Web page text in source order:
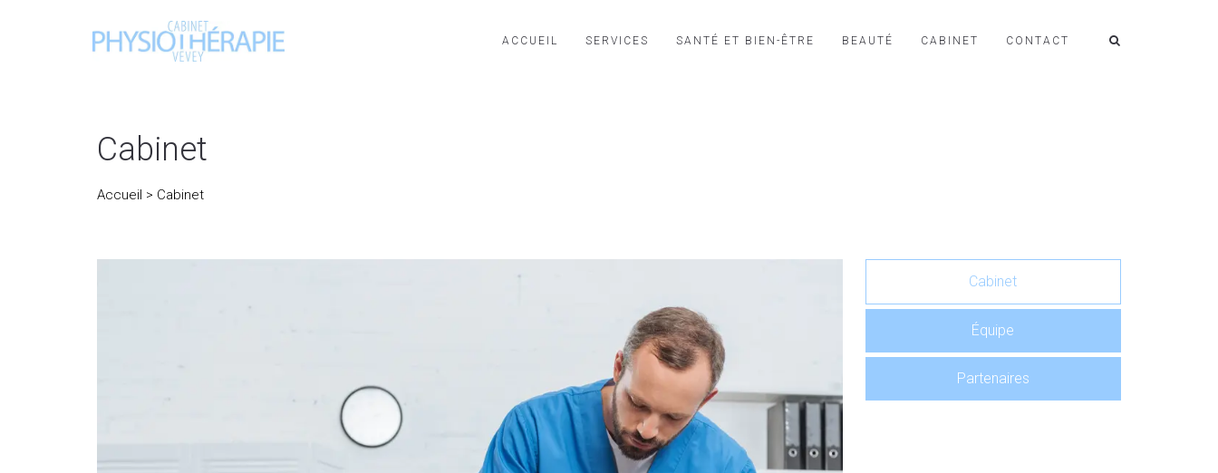
ACCUEIL SERVICES SANTÉ ET BIEN-ÊTRE BEAUTÉ CABINET CONTACT
Cabinet
Accueil > Cabinet
Cabinet
Équipe
Partenaires